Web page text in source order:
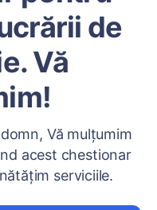
de
Vă
Vă mulțumim
acest chestionar
serviciile.